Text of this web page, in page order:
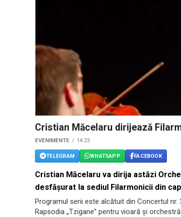
Cristian Măcelaru dirijează
EVENIMENTE 14:23
TELEGRAM WHATSAPP FACEBOOK
Cristian Măcelaru va dirija astăzi
desfăşurat la sediul Filarmonicii din
Programul serii este alcătuit din Concertul
Rapsodia „Tzigane” pentru vioară și